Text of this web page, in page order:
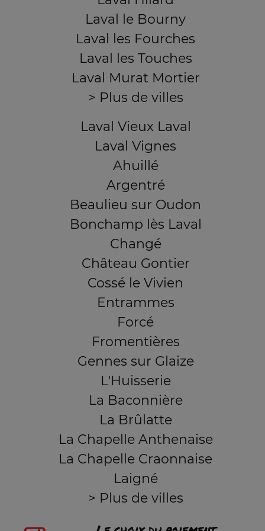
Laval le Bourny
Laval les Fourches
Laval les Touches
Laval Murat Mortier
> Plus de villes
Laval Vieux Laval
Laval Vignes
Ahuillé
Argentré
Beaulieu sur Oudon
Bonchamp lès Laval
Changé
Château Gontier
Cossé le Vivien
Entrammes
Forcé
Fromentières
Gennes sur Glaize
L'Huisserie
La Baconnière
La Brûlatte
La Chapelle Anthenaise
La Chapelle Craonnaise
Laigné
> Plus de villes